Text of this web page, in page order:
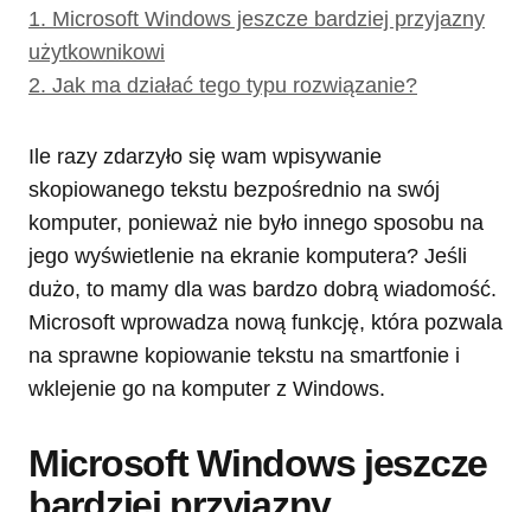
1. Microsoft Windows jeszcze bardziej przyjazny
użytkownikowi
2. Jak ma działać tego typu rozwiązanie?
Ile razy zdarzyło się wam wpisywanie
skopiowanego tekstu bezpośrednio na swój
komputer, ponieważ nie było innego sposobu na
jego wyświetlenie na ekranie komputera? Jeśli
dużo, to mamy dla was bardzo dobrą wiadomość.
Microsoft wprowadza nową funkcję, która pozwala
na sprawne kopiowanie tekstu na smartfonie i
wklejenie go na komputer z Windows.
Microsoft Windows jeszcze